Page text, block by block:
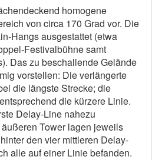
homogene
von circa 170 Grad vor. Die
Hangs ausgestattet (etwa
Festivalbühne samt
Das zu beschallende Gelände
vorstellen: Die verlängerte
die längste Strecke; die
die kürzere Linie.
Delay-Line nahezu
äußeren Tower lagen jeweils
den vier mittleren Delay-
alle auf einer Linie befanden.